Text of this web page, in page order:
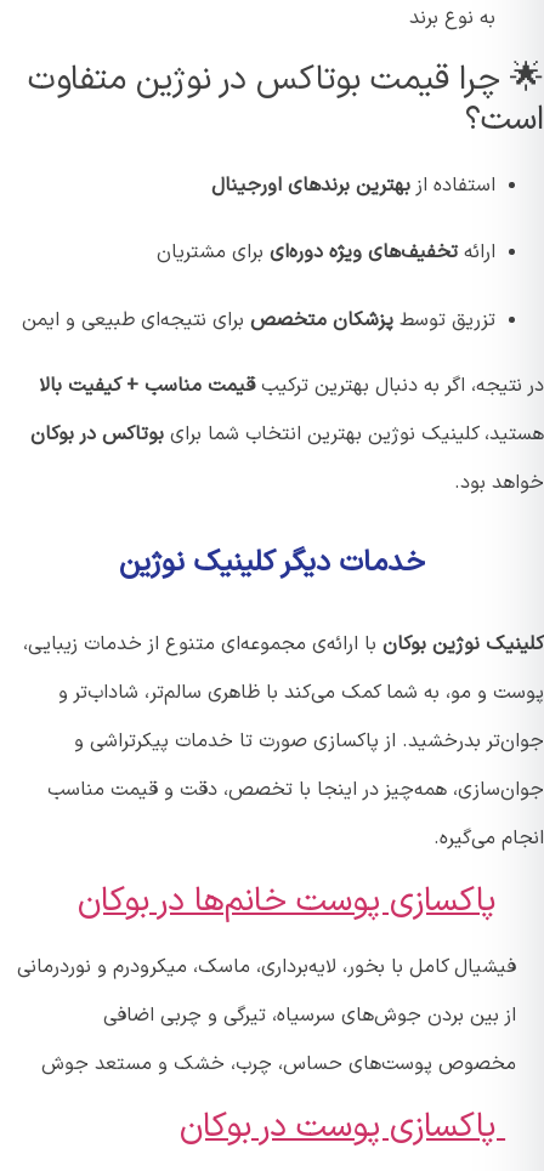
به نوع برند
چرا قیمت بوتاکس در نوژین متفاوت
استفاده ازبهترین برندهای اورجینال
ارائهتخفیف‌های ویژه دوره‌ایبرای مشتریان
تزریق توسطپزشکان متخصصبرای نتیجه‌ای طبیعی و ایمن
اگر به دنبال بهترین ترکیبقیمت مناسب + کیفیت بالا
کلینیک نوژین بهترین انتخاب شما برایبوتاکس در بوکان
بود.
خدمات دیگر کلینیک نوژین
نوژین بوکانبا ارائه‌ی مجموعه‌ای متنوع از خدمات زیبایی،
و مو، به شما کمک می‌کند با ظاهری سالم‌تر، شاداب‌تر و
بدرخشید. از پاکسازی صورت تا خدمات پیکرتراشی و
همه‌چیز در اینجا با تخصص، دقت و قیمت مناسب
می‌گیره.
پاکسازی پوست خانم‌ها در بوکان
کامل با بخور، لایه‌برداری، ماسک، میکرودرم و نوردرمانی
بین بردن جوش‌های سرسیاه، تیرگی و چربی اضافی
پوست‌های حساس، چرب، خشک و مستعد جوش
پاکسازی پوست در بوکان